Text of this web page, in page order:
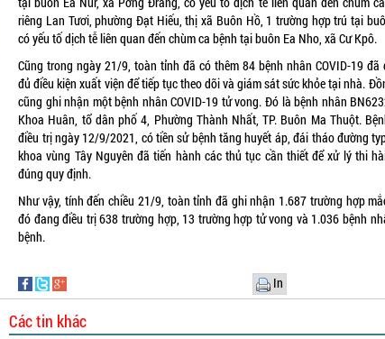
riêng Lan Tươi, phường Đạt Hiếu, thị xã Buôn Hồ, 1 trường hợp trú tại
có yếu tố dịch tễ liên quan đến chùm ca bệnh tại buôn Ea Nho, xã Cư Kpô.
Cũng trong ngày 21/9, toàn tỉnh đã có thêm 84 bệnh nhân COVID-19 đã
đủ điều kiện xuất viện để tiếp tục theo dõi và giám sát sức khỏe tại nhà.
cũng ghi nhận một bệnh nhân COVID-19 tử vong. Đó là bệnh nhân
Khoa Huân, tổ dân phố 4, Phường Thành Nhất, TP. Buôn Ma Thuột.
điều trị ngày 12/9/2021, có tiền sử bệnh tăng huyết áp, đái tháo đường
khoa vùng Tây Nguyên đã tiến hành các thủ tục cần thiết để xử lý thi
đúng quy định.
Như vậy, tính đến chiều 21/9, toàn tỉnh đã ghi nhận 1.687 trường hợp
đó đang điều trị 638 trường hợp, 13 trường hợp tử vong và 1.036 bệnh
bệnh.
In
Các tin khác